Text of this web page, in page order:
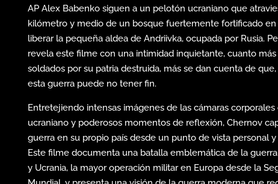
AP Alex Babenko siguen a un pelotón ucraniano que
kilómetro y medio de un bosque fuertemente fortificado en
liberar la pequeña aldea de Andriivka, ocupada por Rusia.
revela este filme con una intimidad inquietante, cuanto más
soldados por su patria destruida, más se dan cuenta de
esta guerra puede no tener fin.
Entretejiendo intensas imágenes de las cámaras
ucraniano y poderosos momentos de reflexión, Chernov
guerra en su propio país desde un punto de vista personal y
Este filme documenta una batalla emblemática de la
y Ucrania, la mayor operación militar en Europa desde la